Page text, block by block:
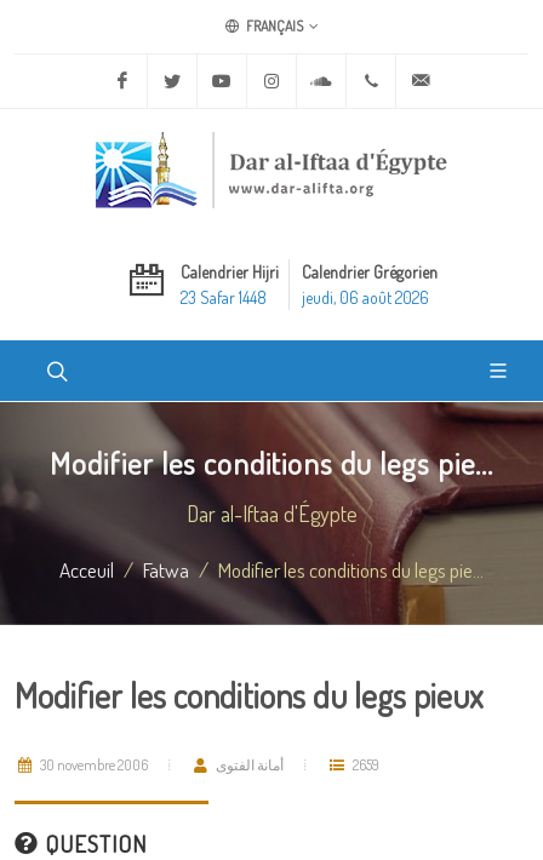
FRANÇAIS
Facebook Twitter Youtube Instagram Soundcloud+20 2 25970400
Calendrier Hijri
23 Safar 1448
Calendrier Grégorien
jeudi, 06 août 2026
Modifier les conditions du legs pie...
Dar al-Iftaa d'Égypte
Acceuil Fatwa Modifier les conditions du legs pie...
Modifier les conditions du legs pieux
30 novembre 2006 أمانة الفتوى 2659
QUESTION